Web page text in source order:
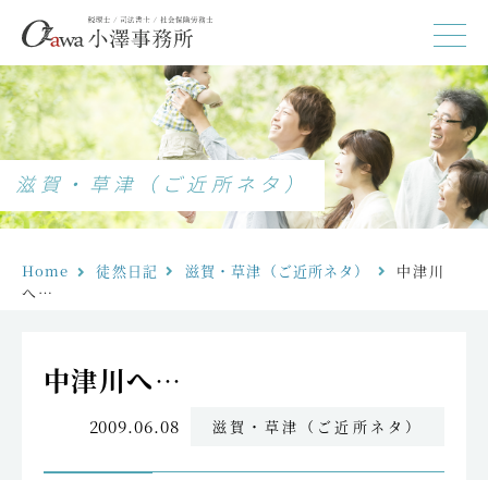
滋賀・草津（ご近所ネタ）
Home 徒然日記 滋賀・草津（ご近所ネタ）
中津川
へ…
中津川へ…
2009.06.08 滋賀・草津（ご近所ネタ）